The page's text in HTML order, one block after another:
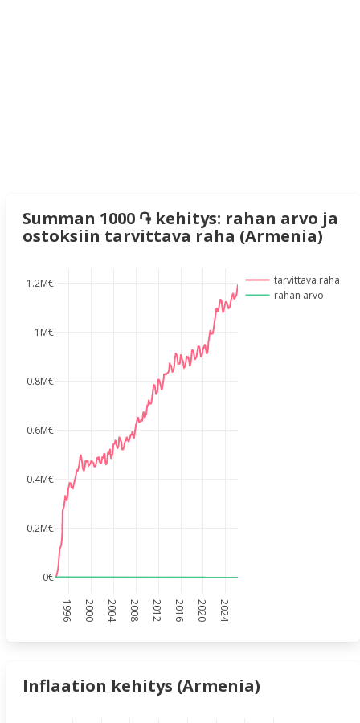
Summan 1000 ֏ kehitys: rahan arvo ja
ostoksiin tarvittava raha (Armenia)
1996 2000 2004 2008 2012 2016 2020 2024
0€
0.2M€
0.4M€
0.6M€
0.8M€
1M€
1.2M€
tarvittava raha
rahan arvo
Inflaation kehitys (Armenia)